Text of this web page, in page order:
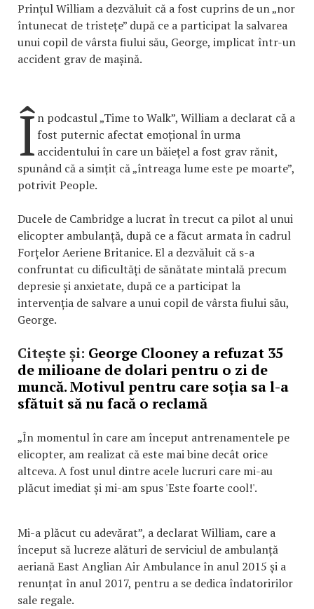
Prințul William a dezvăluit că a fost cuprins de un „nor
întunecat de tristețe” după ce a participat la salvarea
unui copil de vârsta fiului său, George, implicat într-un
accident grav de mașină.
În podcastul „Time to Walk”, William a declarat că a
fost puternic afectat emoțional în urma
accidentului în care un băiețel a fost grav rănit,
spunând că a simțit că „întreaga lume este pe moarte”,
potrivit People.
Ducele de Cambridge a lucrat în trecut ca pilot al unui
elicopter ambulanță, după ce a făcut armata în cadrul
Forțelor Aeriene Britanice. El a dezvăluit că s-a
confruntat cu dificultăți de sănătate mintală precum
depresie și anxietate, după ce a participat la
intervenția de salvare a unui copil de vârsta fiului său,
George.
Citește și: George Clooney a refuzat 35
de milioane de dolari pentru o zi de
muncă. Motivul pentru care soția sa l-a
sfătuit să nu facă o reclamă
„În momentul în care am început antrenamentele pe
elicopter, am realizat că este mai bine decât orice
altceva. A fost unul dintre acele lucruri care mi-au
plăcut imediat și mi-am spus 'Este foarte cool!'.
Mi-a plăcut cu adevărat”, a declarat William, care a
început să lucreze alături de serviciul de ambulanță
aeriană East Anglian Air Ambulance în anul 2015 și a
renunțat în anul 2017, pentru a se dedica îndatoririlor
sale regale.